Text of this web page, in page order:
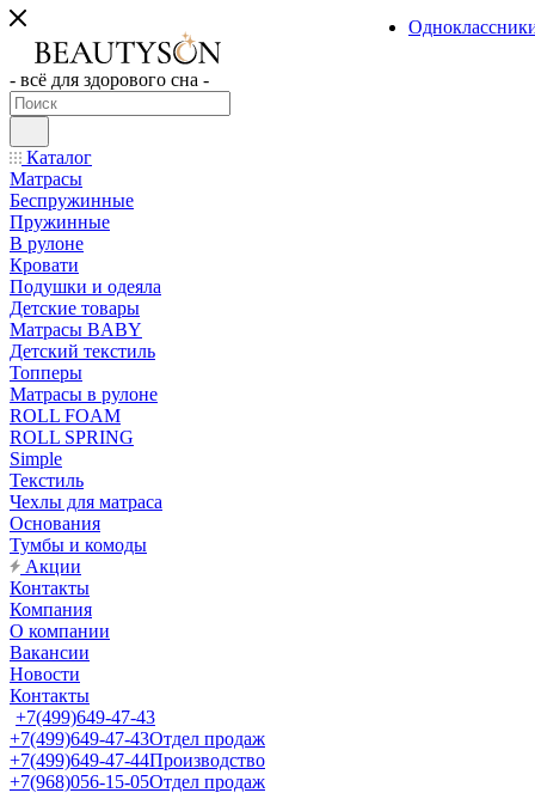
- всё для здорового сна -
Каталог
Матрасы
Беспружинные
Пружинные
В рулоне
Кровати
Подушки и одеяла
Детские товары
Матрасы BABY
Детский текстиль
Топперы
Матрасы в рулоне
ROLL FOAM
ROLL SPRING
Simple
Текстиль
Чехлы для матраса
Основания
Тумбы и комоды
Акции
Контакты
Компания
О компании
Вакансии
Новости
Контакты
+7(499)649-47-43
+7(499)649-47-43Отдел продаж
+7(499)649-47-44Производство
+7(968)056-15-05Отдел продаж